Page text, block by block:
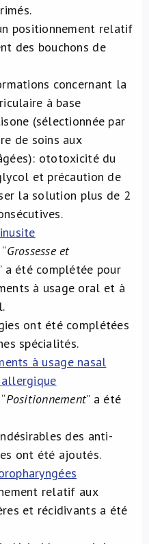
positionnement relatif
des bouchons de
concernant la
à base
(sélectionnée par
de soins aux
ototoxicité du
et précaution de
la solution plus de 2
Grossesse et
a été complétée pour
à usage oral et à
ont été complétées
spécialités.
à usage nasal
Positionnement” a été
des anti-
ont été ajoutés.
relatif aux
et récidivants a été